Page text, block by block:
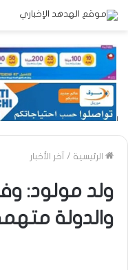
الرئيسية / آخر الأخبار
ولد مولود:
والدولة